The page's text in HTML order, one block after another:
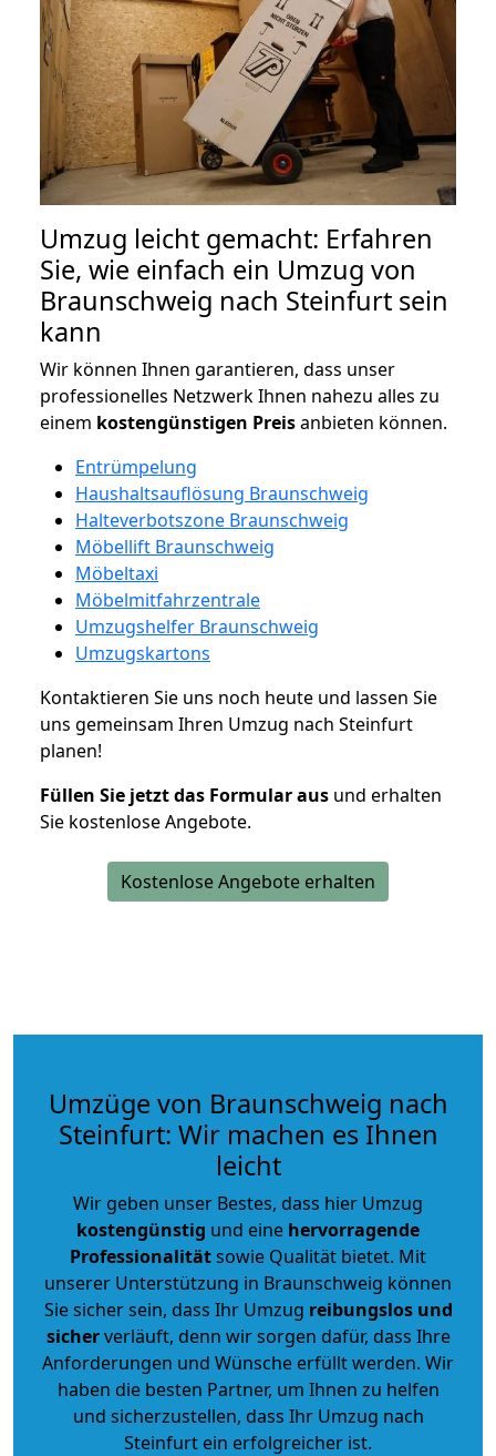
Umzug leicht gemacht: Erfahren
Sie, wie einfach ein Umzug von
Braunschweig nach Steinfurt sein
kann
Wir können Ihnen garantieren, dass unser
professionelles Netzwerk Ihnen nahezu alles zu
einem kostengünstigen Preisanbieten können.
Entrümpelung
Haushaltsauflösung Braunschweig
Halteverbotszone Braunschweig
Möbellift Braunschweig
Möbeltaxi
Möbelmitfahrzentrale
Umzugshelfer Braunschweig
Umzugskartons
Kontaktieren Sie uns noch heute und lassen Sie
uns gemeinsam Ihren Umzug nach Steinfurt
planen!
Füllen Sie jetzt das Formular aus und erhalten
Sie kostenlose Angebote.
Kostenlose Angebote erhalten
Umzüge von Braunschweig nach
Steinfurt: Wir machen es Ihnen
leicht
Wir geben unser Bestes, dass hier Umzug
kostengünstig und eine hervorragende
Professionalitätsowie Qualität bietet. Mit
unserer Unterstützung in Braunschweig können
Sie sicher sein, dass Ihr Umzug reibungslos und
sicherverläuft, denn wir sorgen dafür, dass Ihre
Anforderungen und Wünsche erfüllt werden. Wir
haben die besten Partner, um Ihnen zu helfen
und sicherzustellen, dass Ihr Umzug nach
Steinfurt ein erfolgreicher ist.